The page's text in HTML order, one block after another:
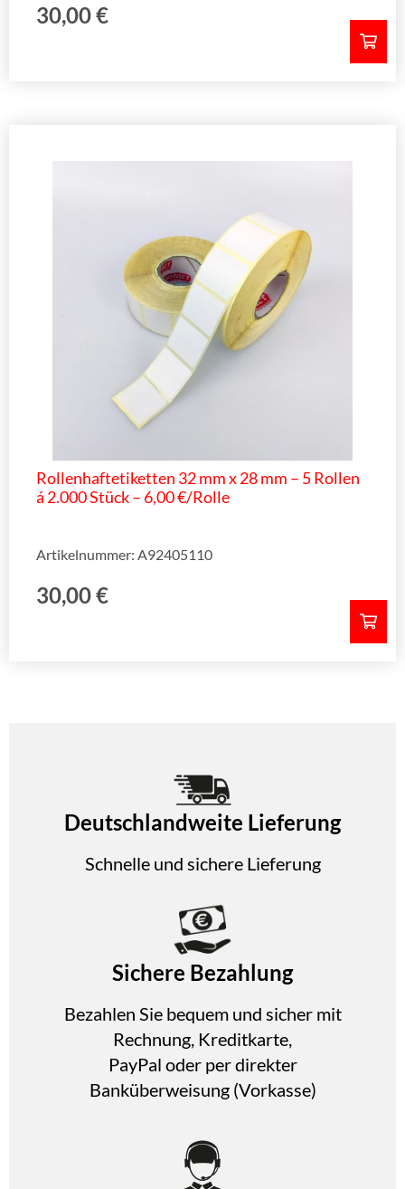
30,00€
Rollenhaftetiketten 32 mm x 28 mm – 5 Rollen
á 2.000 Stück – 6,00 €/Rolle
30,00€
Artikelnummer: A92405110
Deutschlandweite Lieferung
Schnelle und sichere Lieferung
Sichere Bezahlung
Bezahlen Sie bequem und sicher mit
Rechnung, Kreditkarte,
PayPal oder per direkter
Banküberweisung (Vorkasse)